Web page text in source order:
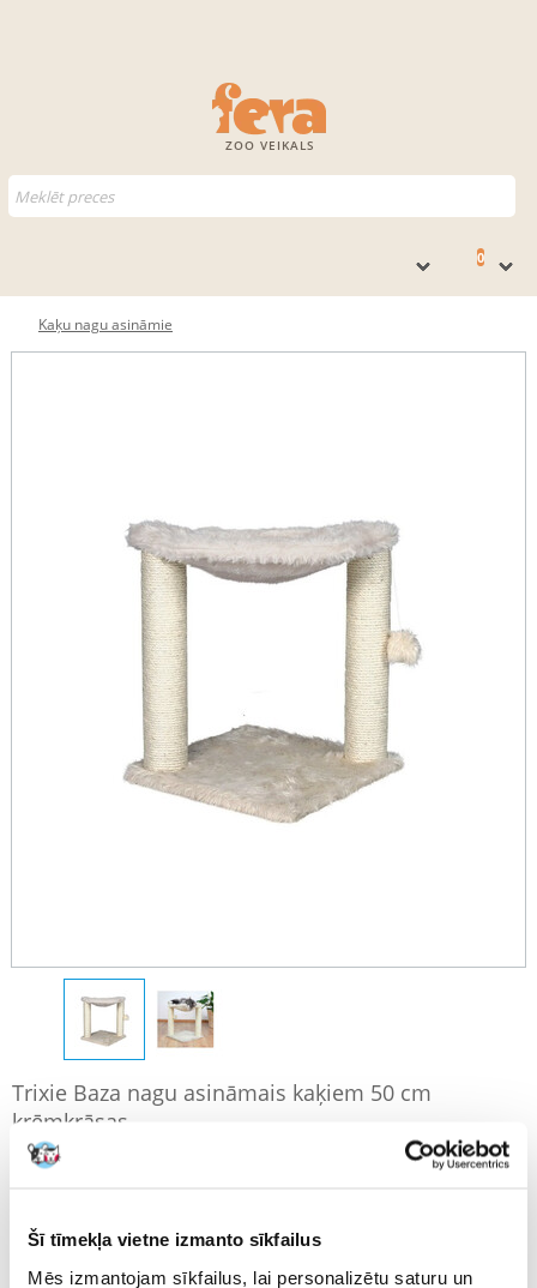
Šī tīmekļa vietne izmanto sīkfailus
Mēs izmantojam sīkfailus, lai personalizētu saturu un
ZOO VEIKALS
0
Kaķu nagu asināmie
Trixie Baza nagu asināmais kaķiem 50 cm
krēmkrāsas
Producent:
€28.87